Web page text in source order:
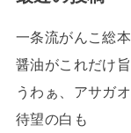
一条流がんこ総
醤油がこれだけ
うわぁ、アサガ
待望の白も